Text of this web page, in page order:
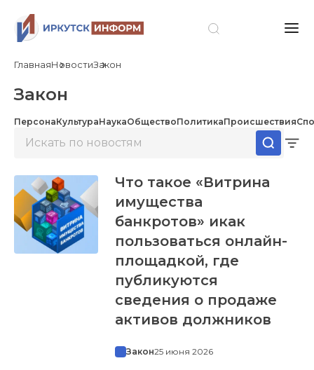
ГлавнаяНовостиЗакон
Закон
ПерсонаКультураНаукаОбществоПолитикаПроисшествия
Что такое «Витрина
имущества
банкротов» икак
пользоваться онлайн-
площадкой, где
публикуются
сведения о продаже
активов должников
Закон25 июня 2026